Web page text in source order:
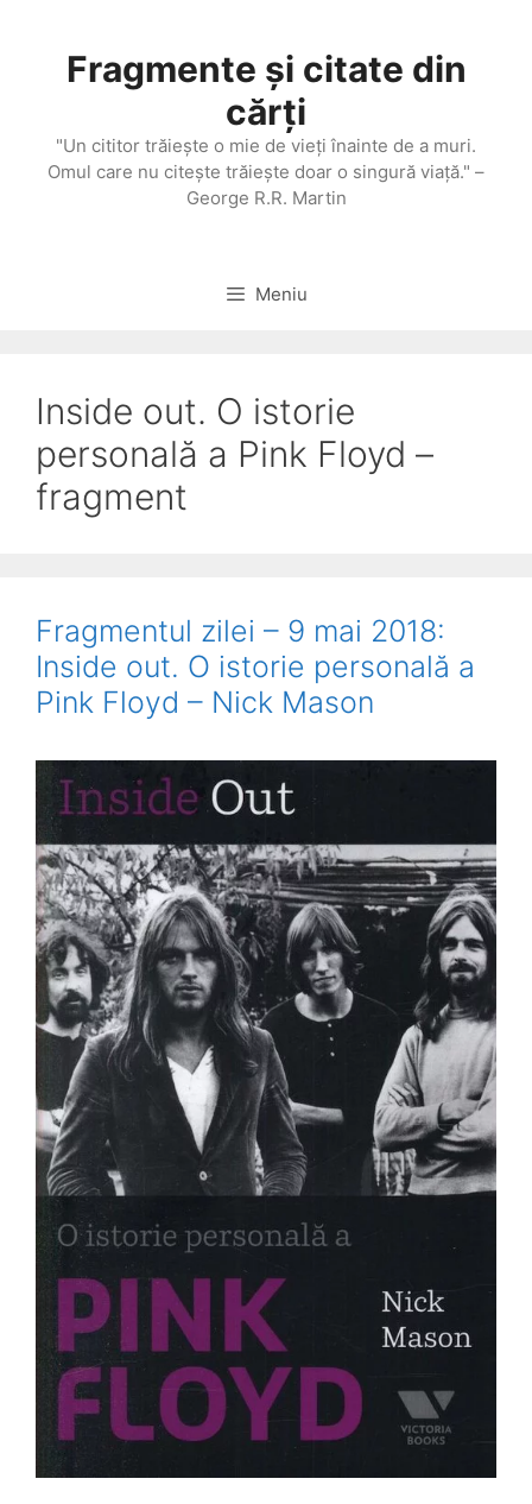
conținutFragmente și citate din
cărți
"Un cititor trăieşte o mie de vieţi înainte de a muri.
Omul care nu citeşte trăieşte doar o singură viaţă." –
George R.R. Martin
Meniu
Inside out. O istorie
personală a Pink Floyd –
fragment
Fragmentul zilei – 9 mai 2018:
Inside out. O istorie personală a
Pink Floyd – Nick Mason